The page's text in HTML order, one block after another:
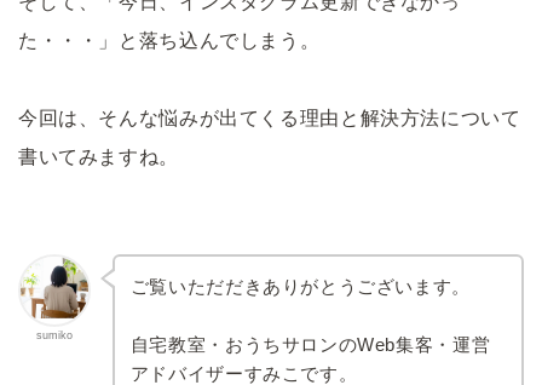
た・・・」と落ち込んでしまう。
今回は、そんな悩みが出てくる理由と解決方法について
書いてみますね。
sumiko
ご覧いただだきありがとうございます。
自宅教室・おうちサロンのWeb集客・運営
アドバイザーすみこです。